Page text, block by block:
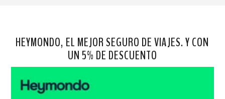
HEYMONDO, EL MEJOR SEGURO DE VIAJES. Y CON
UN 5% DE DESCUENTO